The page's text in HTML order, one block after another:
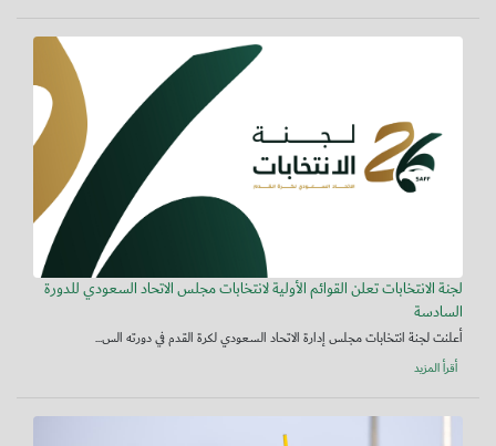
لجنة الانتخابات تعلن القوائم الأولية لانتخابات مجلس الاتحاد السعودي للدورة
السادسة
أعلنت لجنة انتخابات مجلس إدارة الاتحاد السعودي لكرة القدم في دورته الس...
أقرأ المزيد